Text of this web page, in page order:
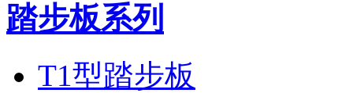
踏步板系列
T1型踏步板